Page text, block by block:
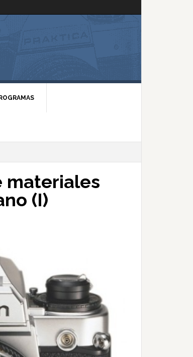
materiales
(I)